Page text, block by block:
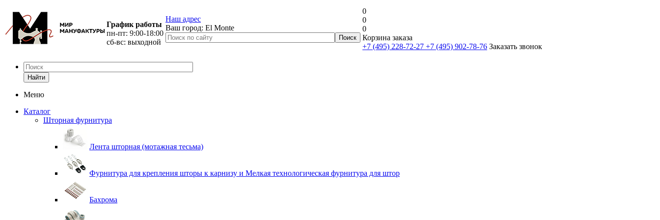
График работы
пн-пт: 9:00-18:00
сб-вс: выходной
Наш адрес
Ваш город: El Monte
0
0
0
Корзина заказа
+7 (495) 228-72-27 +7 (495) 902-78-76 Заказать звонок
Найти
Меню
Каталог
Шторная фурнитура
Лента шторная (мотажная тесьма)
Фурнитура для крепления шторы к карнизу и Мелкая технологическая фурнитура для штор
Бахрома